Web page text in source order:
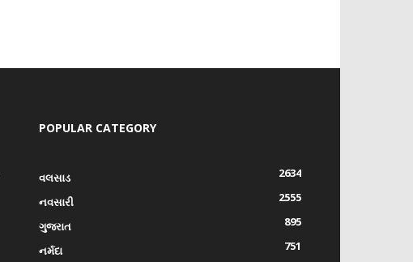
POPULAR CATEGORY
વલસાડ
2634
નવસારી
2555
ગુજરાત
895
નર્મદા
751